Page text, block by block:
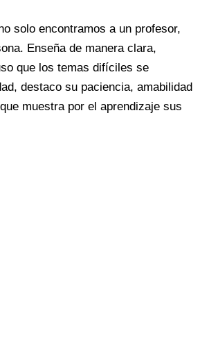
solo encontramos a un profesor,
Enseña de manera clara,
que los temas difíciles se
destaco su paciencia, amabilidad
muestra por el aprendizaje sus